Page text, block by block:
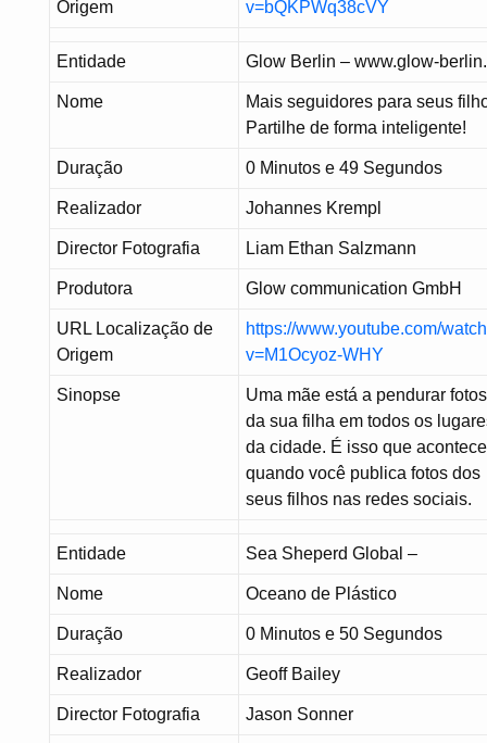
Origem
v=bQKPWq38cVY
Entidade Glow Berlin – www.glow-
Nome
Mais seguidores para seus
Partilhe de forma inteligente!
Duração 0 Minutos e 49 Segundos
Realizador Johannes Krempl
Director Fotografia Liam Ethan Salzmann
Produtora Glow communication GmbH
URL Localização de
Origem
https://www.youtube.com/
v=M1Ocyoz-WHY
Sinopse
Uma mãe está a pendurar fotos
da sua filha em todos os
da cidade. É isso que acontece
quando você publica fotos dos
seus filhos nas redes sociais.
Entidade Sea Sheperd Global –
Nome Oceano de Plástico
Duração 0 Minutos e 50 Segundos
Realizador Geoff Bailey
Director Fotografia Jason Sonner